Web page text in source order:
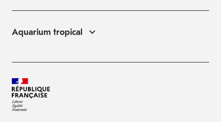
Aquarium tropical